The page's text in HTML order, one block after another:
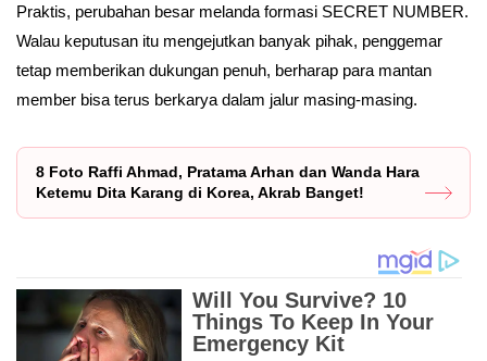
Praktis, perubahan besar melanda formasi SECRET NUMBER.
Walau keputusan itu mengejutkan banyak pihak, penggemar
tetap memberikan dukungan penuh, berharap para mantan
member bisa terus berkarya dalam jalur masing-masing.
8 Foto Raffi Ahmad, Pratama Arhan dan Wanda Hara
Ketemu Dita Karang di Korea, Akrab Banget!